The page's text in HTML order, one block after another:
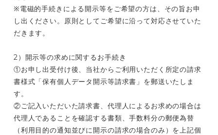
※電磁的手続きによる開示等をご希望の方は、その旨お申
し出ください。原則としてご希望に沿って対応させていた
だきます。
2）開示等の求めに関するお手続き
①お申し出受付け後、当社からご利用いただく所定の請求
書様式「保有個人データ開示等請求書」を郵送いたしま
す。
②ご記入いただいた請求書、代理人によるお求めの場合は
代理人であることを確認する書類、手数料分の郵便為替
（利用目的の通知並びに開示の請求の場合のみ）を上記個